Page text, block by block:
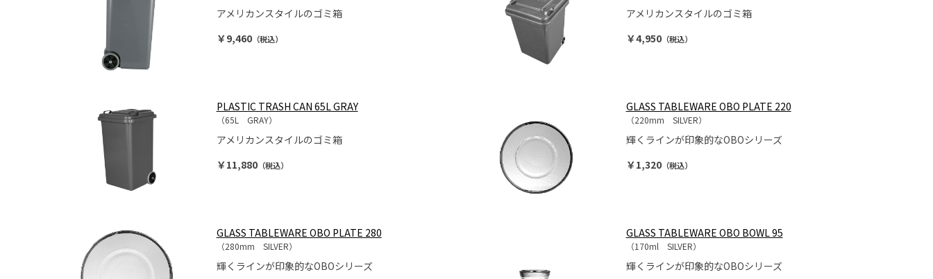
アメリカンスタイルのゴミ箱
￥9,460（税込）
アメリカンスタイルのゴミ箱
￥4,950（税込）
PLASTIC TRASH CAN 65L GRAY
（65L GRAY）
アメリカンスタイルのゴミ箱
￥11,880（税込）
GLASS TABLEWARE OBO PLATE 220
（220mm SILVER）
輝くラインが印象的なOBOシリーズ
￥1,320（税込）
GLASS TABLEWARE OBO PLATE 280
（280mm SILVER）
輝くラインが印象的なOBOシリーズ
GLASS TABLEWARE OBO BOWL 95
（170ml SILVER）
輝くラインが印象的なOBOシリーズ